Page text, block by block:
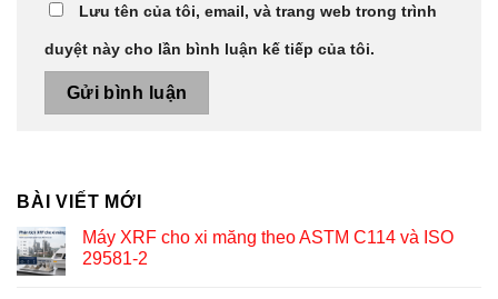
Lưu tên của tôi, email, và trang web trong trình
duyệt này cho lần bình luận kế tiếp của tôi.
BÀI VIẾT MỚI
Máy XRF cho xi măng theo ASTM C114 và ISO
29581-2